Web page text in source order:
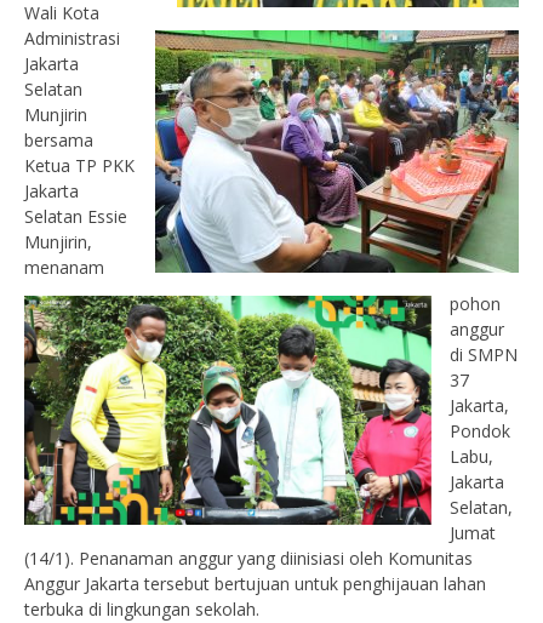
Wali Kota
Administrasi
Jakarta
Selatan
Munjirin
bersama
Ketua TP PKK
Jakarta
Selatan Essie
Munjirin,
menanam
pohon
anggur
di SMPN
37
Jakarta,
Pondok
Labu,
Jakarta
Selatan,
Jumat
(14/1). Penanaman anggur yang diinisiasi oleh Komunitas
Anggur Jakarta tersebut bertujuan untuk penghijauan lahan
terbuka di lingkungan sekolah.